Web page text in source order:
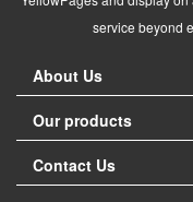
service beyond
About Us
Our products
Contact Us